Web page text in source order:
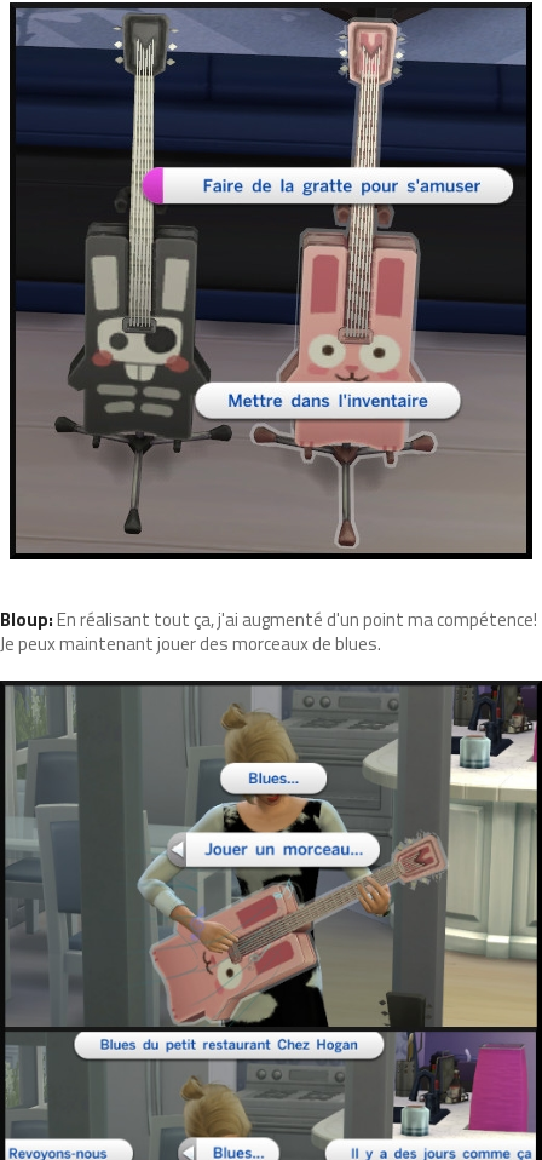
Bloup:En réalisant tout ça, j'ai augmenté d'un point ma compétence!
Je peux maintenant jouer des morceaux de blues.